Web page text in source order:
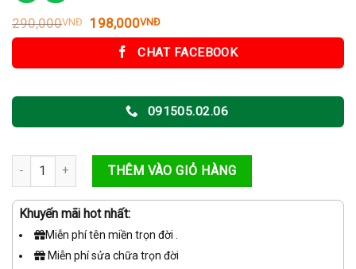
290,000VNĐ
Giá
gốc
290,000VNĐ.
198,000VNĐGiá
hiện
tại
CHAT FACEBOOK
091505.02.06
Đầu báo khói Yun Yang YSD-02 số lượng
THÊM VÀO GIỎ HÀNG
Khuyến mãi hot nhất:
Miễn phí tên miền trọn đời .
Miễn phí sửa chữa trọn đời